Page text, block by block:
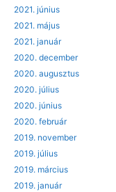
2021. június
2021. május
2021. január
2020. december
2020. augusztus
2020. július
2020. június
2020. február
2019. november
2019. július
2019. március
2019. január